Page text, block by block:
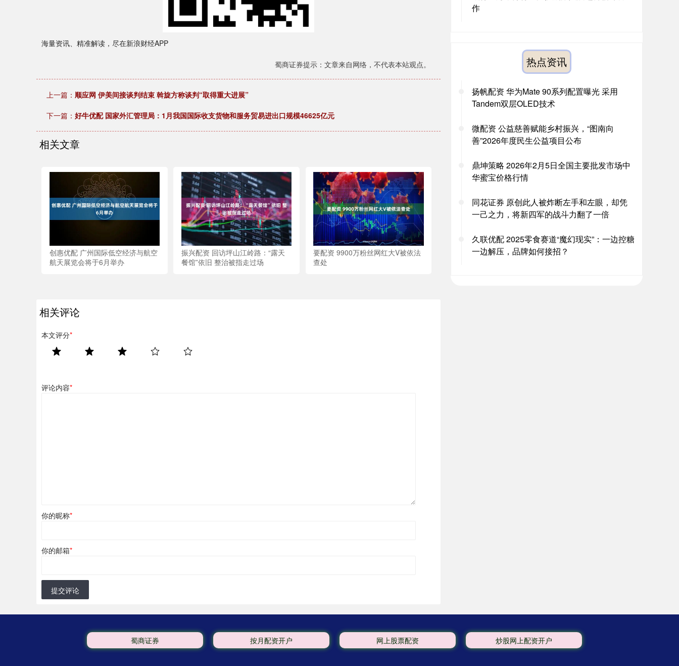
海量资讯、精准解读，尽在新浪财经APP
蜀商证券提示：文章来自网络，不代表本站观点。
上一篇： 顺应网 伊美间接谈判结束 斡旋方称谈判“取得重大进展”
下一篇： 好牛优配 国家外汇管理局：1月我国国际收支货物和服务贸易进出口规模46625亿元
相关文章
创惠优配 广州国际低空经济与航空
航天展览会将于6月举办
振兴配资 回访坪山江岭路：“露天
餐馆”依旧 整治被指走过场
要配资 9900万粉丝网红大V被依法
查处
相关评论
本文评分*
评论内容*
你的昵称*
你的邮箱*
提交评论
作
热点资讯
扬帆配资 华为Mate 90系列配置曝光 采用
Tandem双层OLED技术
微配资 公益慈善赋能乡村振兴，“图南向
善”2026年度民生公益项目公布
鼎坤策略 2026年2月5日全国主要批发市场中
华蜜宝价格行情
同花证券 原创此人被炸断左手和左眼，却凭
一己之力，将新四军的战斗力翻了一倍
久联优配 2025零食赛道“魔幻现实”：一边控糖
一边解压，品牌如何接招？
蜀商证券 按月配资开户 网上股票配资 炒股网上配资开户